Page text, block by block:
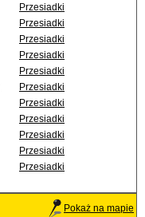
Przesiadki
Przesiadki
Przesiadki
Przesiadki
Przesiadki
Przesiadki
Przesiadki
Przesiadki
Przesiadki
Przesiadki
Przesiadki
Pokaż na mapie